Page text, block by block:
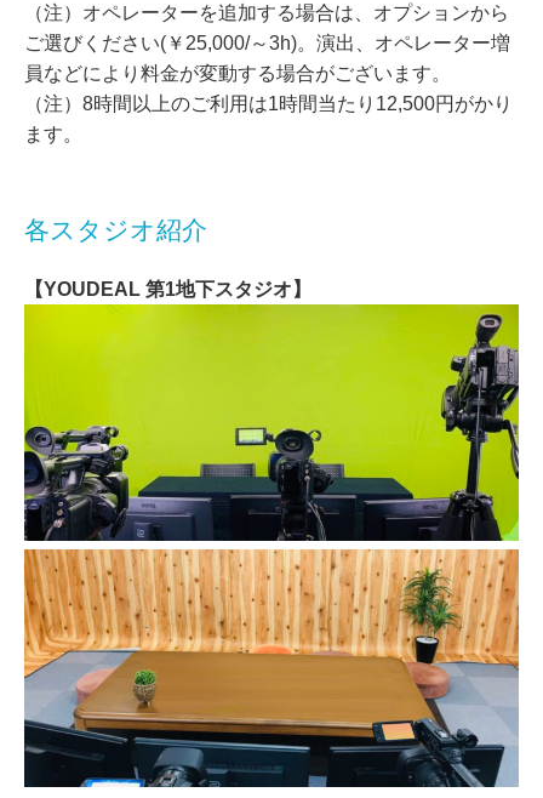
（注）オペレーターを追加する場合は、オプションから
ご選びください(￥25,000/～3h)。演出、オペレーター増
員などにより料金が変動する場合がございます。
（注）8時間以上のご利用は1時間当たり12,500円がかり
ます。
各スタジオ紹介
【YOUDEAL 第1地下スタジオ】